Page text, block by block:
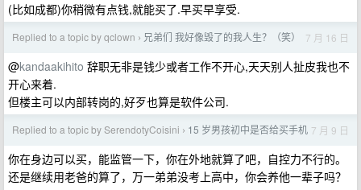
(比如成都)你稍微有点钱,就能买了.早买早享受.
Replied to a topic by qclown › 兄弟们 我好像毁了的我人生？（笑） 7 月 16 日
@kandaakihito 辞职无非是钱少或者工作不开心,天天别人扯皮我也不
开心来着.
但楼主可以内部转岗的,好歹也算是软件公司.
Replied to a topic by SerendotyCoisini › 15 岁男孩初中是否给买手机 7 月 9 日
你在身边可以买，能监管一下，你在外地就算了吧，自控力不行的。
还是继续用老爸的算了，万一弟弟没考上高中，你会养他一辈子吗？